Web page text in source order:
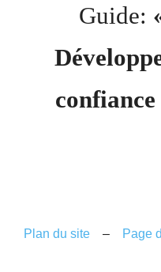
Guide:
confiance
Plan du site – Page